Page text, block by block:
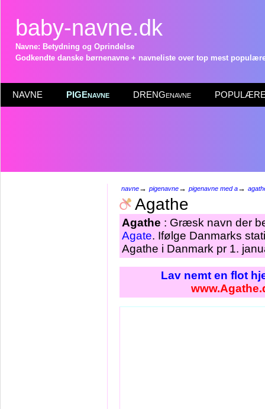
baby-navne.dk
Navne: Betydning og Oprindelse
Godkendte danske børnenavne + navneliste over top mest
NAVNE PIGEnavne DRENGenavne POPULÆRE
navne→ pigenavne→ pigenavne med a→
Agathe
Agathe : Græsk navn der
Agate. Ifølge Danmarks
Agathe i Danmark pr 1.
Lav nemt en flot